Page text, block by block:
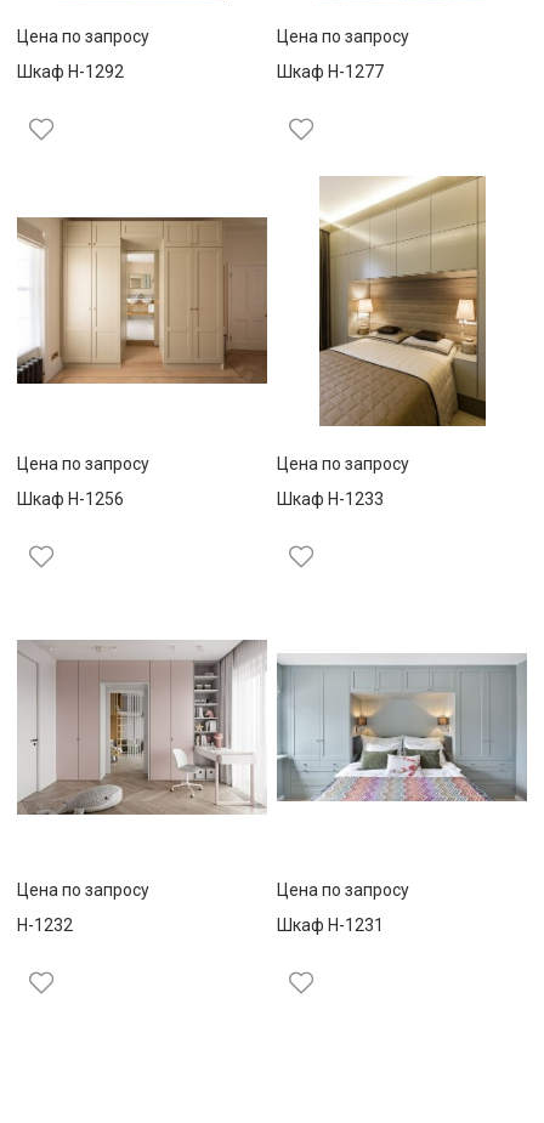
Цена по запросу
Шкаф Н-1292
Цена по запросу
Шкаф Н-1277
Цена по запросу
Шкаф Н-1256
Цена по запросу
Шкаф Н-1233
Цена по запросу
Н-1232
Цена по запросу
Шкаф Н-1231